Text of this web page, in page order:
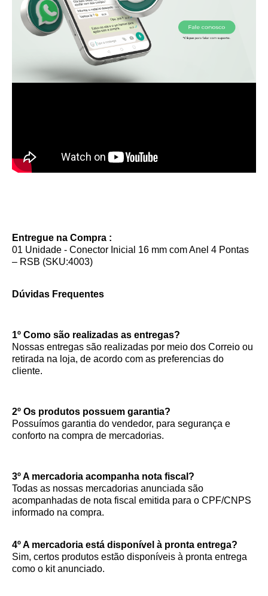
Entregue na Compra :
01 Unidade - Conector Inicial 16 mm com Anel 4 Pontas
– RSB (SKU:4003)
Dúvidas Frequentes
1º Como são realizadas as entregas?
Nossas entregas são realizadas por meio dos Correio ou
retirada na loja, de acordo com as preferencias do
cliente.
2º Os produtos possuem garantia?
Possuímos garantia do vendedor, para segurança e
conforto na compra de mercadorias.
3º A mercadoria acompanha nota fiscal?
Todas as nossas mercadorias anunciada são
acompanhadas de nota fiscal emitida para o CPF/CNPS
informado na compra.
4º A mercadoria está disponível à pronta entrega?
Sim, certos produtos estão disponíveis à pronta entrega
como o kit anunciado.